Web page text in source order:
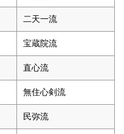
二天一流
宝蔵院流
直心流
無住心剣流
民弥流